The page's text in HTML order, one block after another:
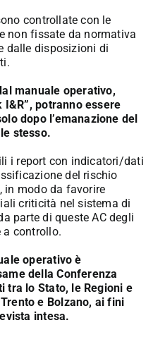
controllate con le
non fissate da normativa
dalle disposizioni di
manuale operativo,
I&R”, potranno essere
dopo l’emanazione del
stesso.
i report con indicatori/dati
del rischio
in modo da favorire
criticità nel sistema di
parte di queste AC degli
a controllo.
operativo è
della Conferenza
tra lo Stato, le Regioni e
e Bolzano, ai fini
intesa.